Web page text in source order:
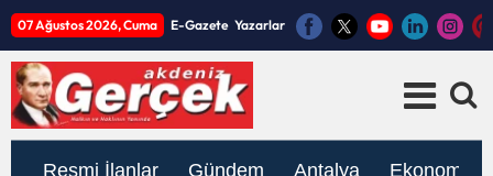
07 Ağustos 2026, Cuma E-Gazete Yazarlar
Resmi İlanlar Gündem Antalya Ekonomi